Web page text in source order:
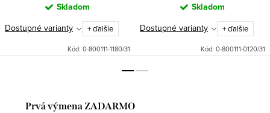
Skladom
Dostupné varianty + ďalšie
Kód: 0-800111-1180/31
Skladom
Dostupné varianty + ďalšie
Kód: 0-800111-0120/31
Prvá výmena ZADARMO